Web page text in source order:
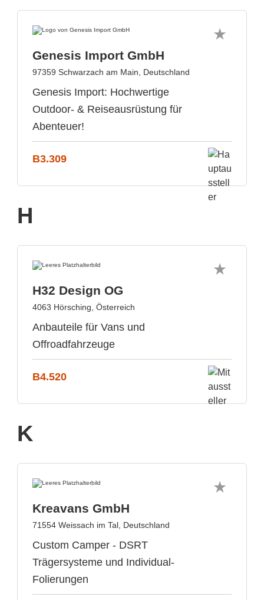
Genesis Import GmbH
97359 Schwarzach am Main, Deutschland
Genesis Import: Hochwertige
Outdoor- & Reiseausrüstung für
Abenteuer!
B3.309
H
H32 Design OG
4063 Hörsching, Österreich
Anbauteile für Vans und
Offroadfahrzeuge
B4.520
K
Kreavans GmbH
71554 Weissach im Tal, Deutschland
Custom Camper - DSRT
Trägersysteme und Individual-
Folierungen